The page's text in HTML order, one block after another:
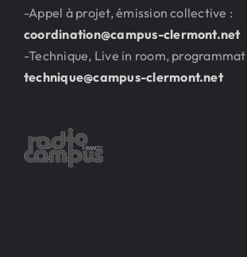
-Appel à projet, émission collective :
coordination@campus-clermont.net
-Technique, Live in room,
technique@campus-clermont.net